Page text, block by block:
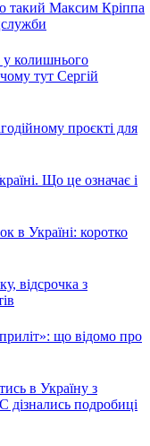
такий Максим Кріппа
колишнього
тут Сергій
проєкті для
Що це означає і
в Україні: коротко
відсрочка з
що відомо про
в Україну з
подробиці